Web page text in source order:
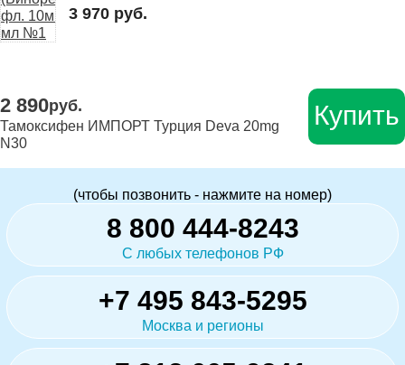
3 970 руб.
2 890руб.
Тамоксифен ИМПОРТ Турция Deva 20mg
N30
Купить
(чтобы позвонить - нажмите на номер)
8 800 444-8243
С любых телефонов РФ
+7 495 843-5295
Москва и регионы